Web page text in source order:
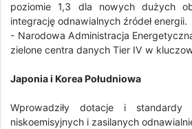
poziomie 1,3 dla nowych dużych
integrację odnawialnych źródeł energii.
- Narodowa Administracja
zielone centra danych Tier IV w
Japonia i Korea Południowa
Wprowadziły dotacje i
niskoemisyjnych i zasilanych